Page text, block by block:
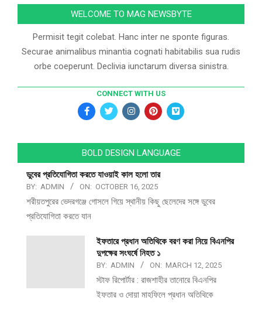
WELCOME TO MAG NEWSBYTE
Permisit tegit colebat. Hanc inter ne sponte figuras.
Securae animalibus minantia cognati habitabilis sua rudis
orbe coeperunt. Declivia iunctarum diversa sinistra.
CONNECT WITH US
BOLD DESIGN LANGUAGE
ডুবের প্রতিযোগিতা করতে যাওয়াই কাল হলো তার
BY: ADMIN ON: OCTOBER 16, 2025
শরীয়তপুরের ভেদরগঞ্জে গোসলে গিয়ে স্থানীয় কিছু ছেলেদের সঙ্গে ডুবের
প্রতিযোগিতা করতে যান
ইফতারে প্রধান অতিথিকে বরণ করা নিয়ে বিএনপির
দুপক্ষের সংঘর্ষে নিহত ১
BY: ADMIN ON: MARCH 12, 2025
স্টাফ রিপোর্টার : রাজশাহীর তানোরে বিএনপির
ইফতার ও দোয়া মাহফিলে প্রধান অতিথিকে